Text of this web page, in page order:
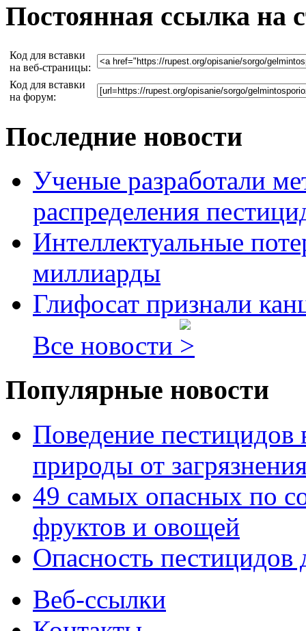
Постоянная ссылка на
Код для вставки
на веб-страницы:
Код для вставки
на форум:
Последние новости
Ученые разработали
распределения
Интеллектуальные
миллиарды
Глифосат признали
Все новости
Популярные новости
Поведение
природы от
49 самых опасных по
фруктов и овощей
Опасность пестицидов
Веб-ссылки